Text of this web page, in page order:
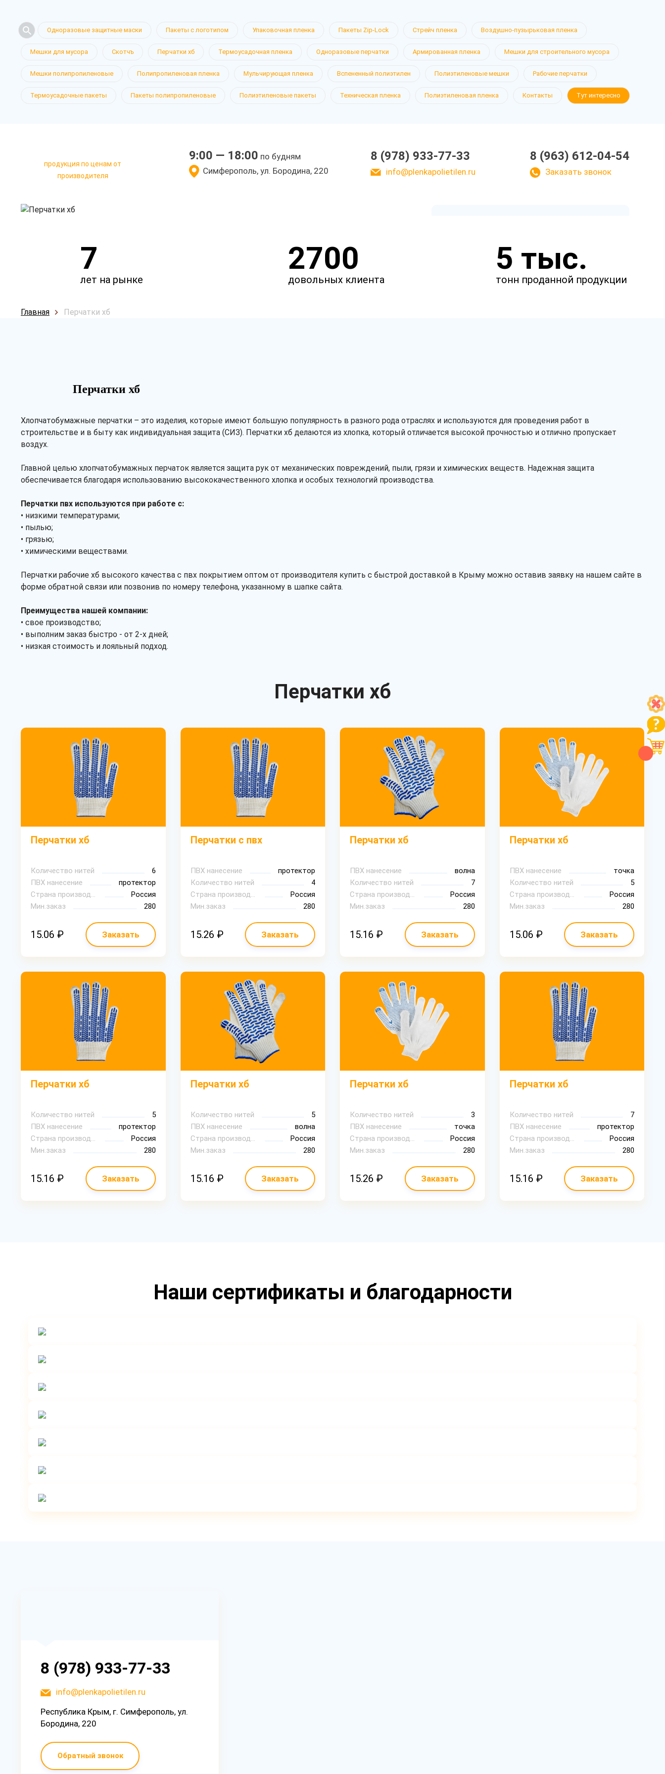
Одноразовые защитные маски Пакеты с логотипом Упаковочная пленка Пакеты Zip-Lock Стрейч пленка Воздушно-пузырьковая пленка
Мешки для мусора Скотчъ Перчатки хб Термоусадочная пленка Одноразовые перчатки Армированная пленка Мешки для строительного мусора
Мешки полипропиленовые Полипропиленовая пленка Мульчирующая пленка Вспененный полиэтилен Полиэтиленовые мешки Рабочие перчатки
Термоусадочные пакеты Пакеты полипропиленовые Полиэтиленовые пакеты Техническая пленка Полиэтиленовая пленка Контакты Тут интересно
продукция по ценам от
производителя
9:00 — 18:00 по будням
Симферополь, ул. Бородина, 220
8 (978) 933-77-33
info@plenkapolietilen.ru
8 (963) 612-04-54
Заказать звонок
Перчатки хб
у нас выгодно
Специалист позвонит вам в
ближайшее время.
Заказать звонок
7
лет на рынке
2700
довольных клиента
5 тыс.
тонн проданной продукции
Главная Перчатки хб
Перчатки хб
Хлопчатобумажные перчатки – это изделия, которые имеют большую популярность в разного рода отраслях и используются для проведения работ в
строительстве и в быту как индивидуальная защита (СИЗ). Перчатки хб делаются из хлопка, который отличается высокой прочностью и отлично пропускает
воздух.
Главной целью хлопчатобумажных перчаток является защита рук от механических повреждений, пыли, грязи и химических веществ. Надежная защита
обеспечивается благодаря использованию высококачественного хлопка и особых технологий производства.
Перчатки пвх используются при работе с:
• низкими температурами;
• пылью;
• грязью;
• химическими веществами.
Перчатки рабочие хб высокого качества с пвх покрытием оптом от производителя купить с быстрой доставкой в Крыму можно оставив заявку на нашем сайте в
форме обратной связи или позвонив по номеру телефона, указанному в шапке сайта.
Преимущества нашей компании:
• свое производство;
• выполним заказ быстро - от 2-х дней;
• низкая стоимость и лояльный подход.
Перчатки хб
Перчатки хб
Количество нитей
6
ПВХ нанесение
протектор
Страна производитель
Россия
Мин.заказ
280
15.06 ₽ Заказать
Перчатки с пвх
ПВХ нанесение
протектор
Количество нитей
4
Страна производитель
Россия
Мин.заказ
280
15.26 ₽ Заказать
Перчатки хб
ПВХ нанесение
волна
Количество нитей
7
Страна производитель
Россия
Мин.заказ
280
15.16 ₽ Заказать
Перчатки хб
ПВХ нанесение
точка
Количество нитей
5
Страна производитель
Россия
Мин.заказ
280
15.06 ₽ Заказать
Перчатки хб
Количество нитей
5
ПВХ нанесение
протектор
Страна производитель
Россия
Мин.заказ
280
15.16 ₽ Заказать
Перчатки хб
Количество нитей
5
ПВХ нанесение
волна
Страна производитель
Россия
Мин.заказ
280
15.16 ₽ Заказать
Перчатки хб
Количество нитей
3
ПВХ нанесение
точка
Страна производитель
Россия
Мин.заказ
280
15.26 ₽ Заказать
Перчатки хб
Количество нитей
7
ПВХ нанесение
протектор
Страна производитель
Россия
Мин.заказ
280
15.16 ₽ Заказать
Наши сертификаты и благодарности
8 (978) 933-77-33
info@plenkapolietilen.ru
Республика Крым, г. Симферополь, ул.
Бородина, 220
Обратный звонок